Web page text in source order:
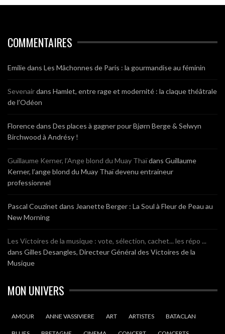
COMMENTAIRES
Emiliedans Les Mâchonnes de Paris : la gourmandise au féminin
Sevenairdans Hamlet, entre rage et modernité : la claque théâtrale
de l’Odéon
Florencedans Des places à gagner pour Bjørn Berge & Selwyn
Birchwood à Andrésy !
Guillaume Kerner, l’Ange blond du Muay Thaïdans Guillaume
Kerner, l’ange blond du Muay Thaï devenu entraineur
professionnel
Pascal Couzinet dans Jeanette Berger : La Soul à Fleur de Peau au
New Morning
Les Victoires de la musique : vote, sélection, cachet... les répo ...
dans Gilles Desangles, Directeur Général des Victoires de la
Musique
MON UNIVERS
AMOUR ANNE VASSIVIERE ART ARTISTES BATACLAN